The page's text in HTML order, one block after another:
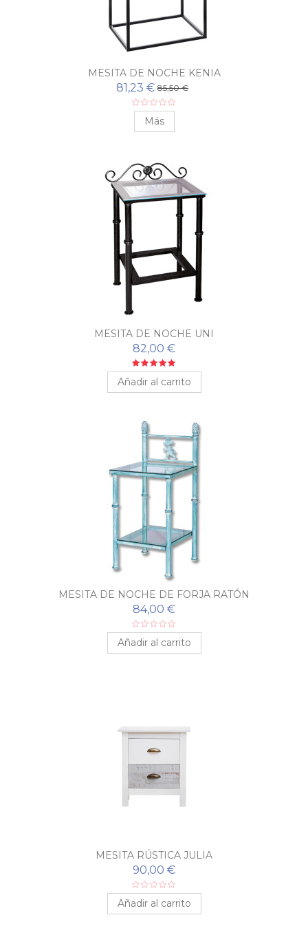
MESITA DE NOCHE KENIA
81,23 € 85,50 €
Más
MESITA DE NOCHE UNI
82,00 €
Añadir al carrito
MESITA DE NOCHE DE FORJA RATÓN
84,00 €
Añadir al carrito
MESITA RÚSTICA JULIA
90,00 €
Añadir al carrito